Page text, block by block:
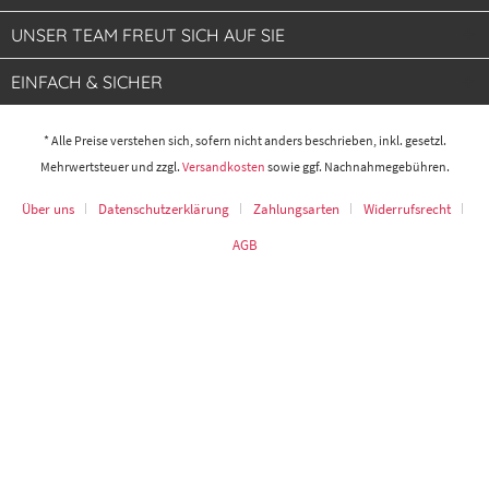
UNSER TEAM FREUT SICH AUF SIE
EINFACH & SICHER
* Alle Preise verstehen sich, sofern nicht anders beschrieben, inkl. gesetzl.
Mehrwertsteuer und zzgl. Versandkosten sowie ggf. Nachnahmegebühren.
Über uns Datenschutzerklärung Zahlungsarten
Widerrufsrecht
AGB